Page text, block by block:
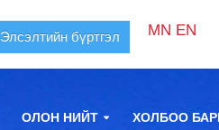
Элсэлтийн бүртгэл MN EN
ОЛОН НИЙТ ХОЛБОО